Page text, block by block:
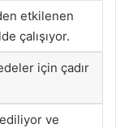
etkilenen
çalışıyor.
için çadır
ve